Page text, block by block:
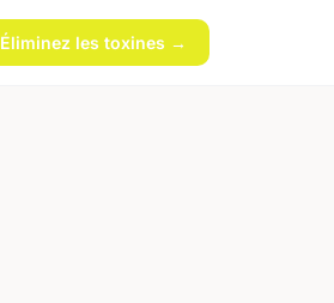
Éliminez les toxines →